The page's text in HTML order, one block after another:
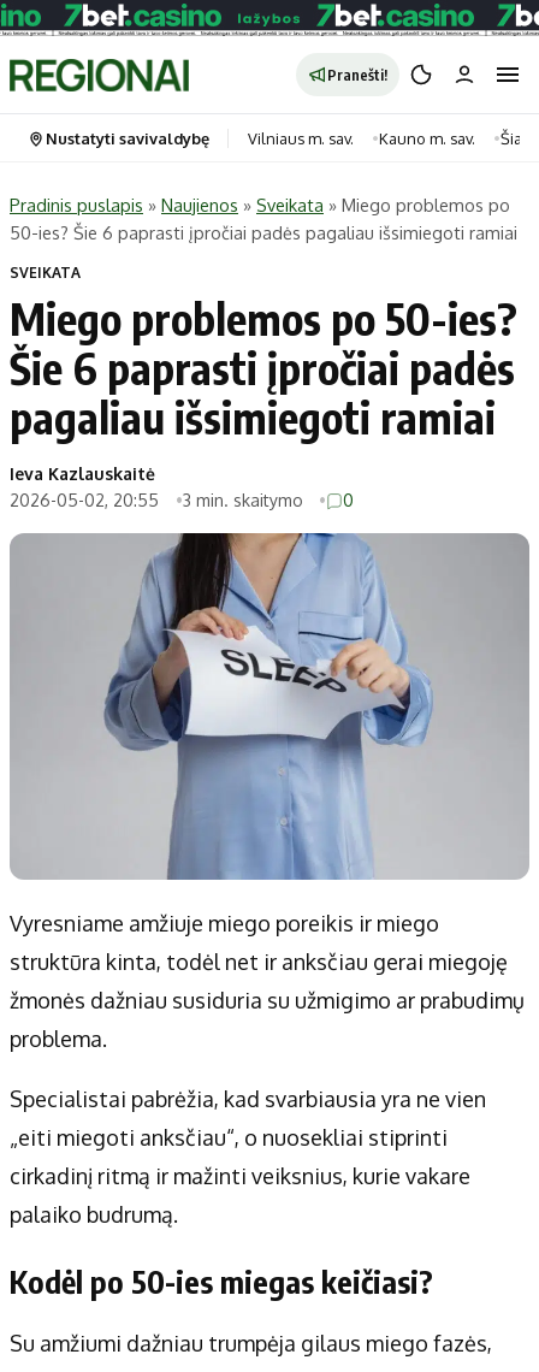
Pranešti!
Portalas
Pradinis puslapis
Savivaldybės
Naujausi
Regionai
Lietuva
Pasaulis
Politika
Dirbtinis intelektas
Gineso rekordai
Kategorijos
Gyvenimas
Horoskopai
Laisvalaikis
Maistas
Technologijos
Indėlių palūkanos
Dienos naujienos
Ekonomikos naujienos
Didžiosios savivaldybės
Vilniaus miesto
Alytaus miesto
Marijampolės
Kitos savivaldybės
Druskininkų
Utenos rajono
Jonavos rajono
Vilkaviškio rajono
Palangos miesto
Prienų rajono
Redakcija
Privatumo politika
Receptai
Nustatyti savivaldybę Vilniaus m. sav. Kauno m. sav.
Pradinis puslapis » Naujienos » Sveikata » Miego problemos po
50-ies? Šie 6 paprasti įpročiai padės pagaliau išsimiegoti ramiai
SVEIKATA
Miego problemos po 50-ies?
Šie 6 paprasti įpročiai padės
pagaliau išsimiegoti ramiai
Ieva Kazlauskaitė
2026-05-02, 20:55
3 min. skaitymo 0
Vyresniame amžiuje miego poreikis ir miego
struktūra kinta, todėl net ir anksčiau gerai miegoję
žmonės dažniau susiduria su užmigimo ar prabudimų
problema.
Specialistai pabrėžia, kad svarbiausia yra ne vien
„eiti miegoti anksčiau“, o nuosekliai stiprinti
cirkadinį ritmą ir mažinti veiksnius, kurie vakare
palaiko budrumą.
Kodėl po 50-ies miegas keičiasi?
Su amžiumi dažniau trumpėja gilaus miego fazės,